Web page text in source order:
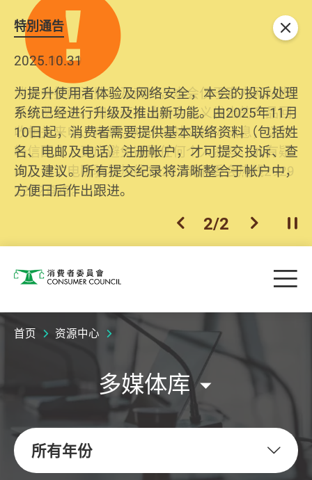
特別通告
2025.10.31
为提升使用者体验及网络安全，本会的投诉处理
系统已经进行升级及推出新功能。由2025年11月
10日起，消费者需要提供基本联络资料（包括姓
名、电邮及电话）注册帐户，才可提交投诉、查
询及建议。所有提交纪录将清晰整合于帐户中，
方便日后作出跟进。
上一个
2/2 下一个开
关闭
消费者委员会 目
首页 资源中心
多媒体库
所有年份